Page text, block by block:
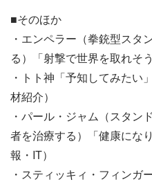
■そのほか
・エンペラー（拳銃型スタ
る）「射撃で世界を取れそ
・トト神「予知してみたい
材紹介）
・パール・ジャム（スタン
者を治療する）「健康にな
報・IT）
・スティッキィ・フィンガ